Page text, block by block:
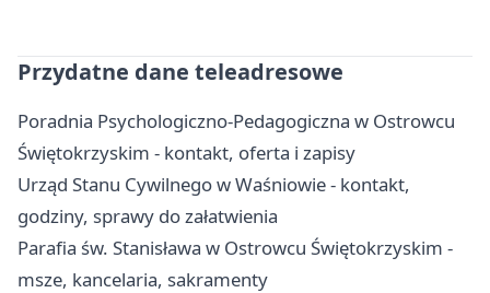
Przydatne dane teleadresowe
Poradnia Psychologiczno-Pedagogiczna w Ostrowcu
Świętokrzyskim - kontakt, oferta i zapisy
Urząd Stanu Cywilnego w Waśniowie - kontakt,
godziny, sprawy do załatwienia
Parafia św. Stanisława w Ostrowcu Świętokrzyskim -
msze, kancelaria, sakramenty